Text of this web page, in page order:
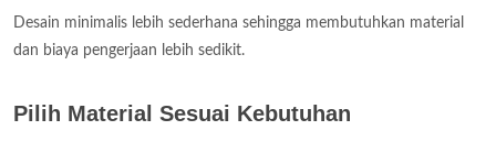
Desain minimalis lebih sederhana sehingga membutuhkan material
dan biaya pengerjaan lebih sedikit.
Pilih Material Sesuai Kebutuhan